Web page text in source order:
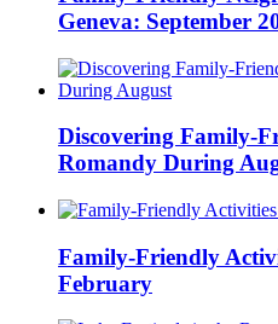
Geneva: September
Discovering Family-
Romandy During
Family-Friendly
February